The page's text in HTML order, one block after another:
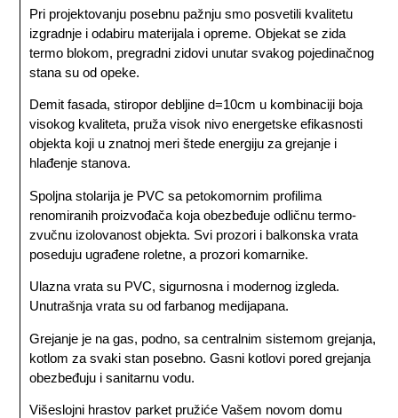
Pri projektovanju posebnu pažnju smo posvetili kvalitetu
izgradnje i odabiru materijala i opreme. Objekat se zida
termo blokom, pregradni zidovi unutar svakog pojedinačnog
stana su od opeke.
Demit fasada, stiropor debljine d=10cm u kombinaciji boja
visokog kvaliteta, pruža visok nivo energetske efikasnosti
objekta koji u znatnoj meri štede energiju za grejanje i
hlađenje stanova.
Spoljna stolarija je PVC sa petokomornim profilima
renomiranih proizvođača koja obezbeđuje odličnu termo-
zvučnu izolovanost objekta. Svi prozori i balkonska vrata
poseduju ugrađene roletne, a prozori komarnike.
Ulazna vrata su PVC, sigurnosna i modernog izgleda.
Unutrašnja vrata su od farbanog medijapana.
Grejanje je na gas, podno, sa centralnim sistemom grejanja,
kotlom za svaki stan posebno. Gasni kotlovi pored grejanja
obezbeđuju i sanitarnu vodu.
Višeslojni hrastov parket pružiće Vašem novom domu